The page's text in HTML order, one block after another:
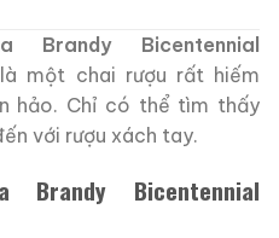
Brandy Bicentennial
là một chai rượu rất hiếm
hảo. Chỉ có thể tìm thấy
với rượu xách tay.
Brandy Bicentennial